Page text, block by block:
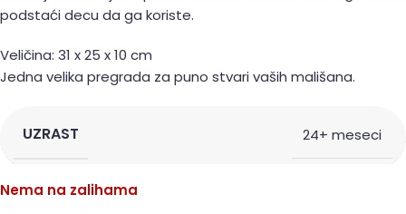
podstaći decu da ga koriste.
Veličina: 31 x 25 x 10 cm
Jedna velika pregrada za puno stvari vaših mališana.
UZRAST 24+ meseci
Nema na zalihama